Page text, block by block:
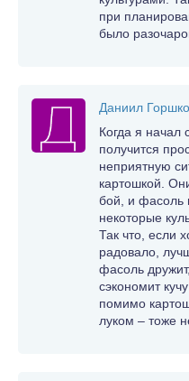
при
было
Даниил
Когда я начал
получится
неприятную
картошкой.
бой, и фасоль
некоторые
Так что, если
радовало,
фасоль
сэкономит
помимо
луком – тоже